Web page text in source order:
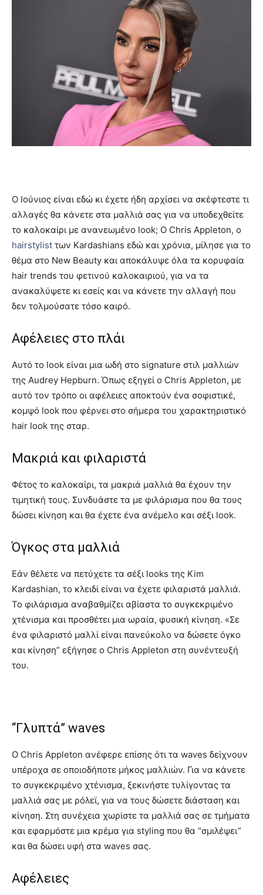
Ο Ιούνιος είναι εδώ κι έχετε ήδη αρχίσει να σκέφτεστε τι
αλλαγές θα κάνετε στα μαλλιά σας για να υποδεχθείτε
το καλοκαίρι με ανανεωμένο look; Ο Chris Appleton, ο
hairstylist των Kardashians εδώ και χρόνια, μίλησε για το
θέμα στο New Beauty και αποκάλυψε όλα τα κορυφαία
hair trends του φετινού καλοκαιριού, για να τα
ανακαλύψετε κι εσείς και να κάνετε την αλλαγή που
δεν τολμούσατε τόσο καιρό.
Αφέλειες στο πλάι
Αυτό το look είναι μια ωδή στο signature στιλ μαλλιών
της Audrey Hepburn. Όπως εξηγεί ο Chris Appleton, με
αυτό τον τρόπο οι αφέλειες αποκτούν ένα σοφιστικέ,
κομψό look που φέρνει στο σήμερα του χαρακτηριστικό
hair look της σταρ.
Μακριά και φιλαριστά
Φέτος το καλοκαίρι, τα μακριά μαλλιά θα έχουν την
τιμητική τους. Συνδυάστε τα με φιλάρισμα που θα τους
δώσει κίνηση και θα έχετε ένα ανέμελο και σέξι look.
Όγκος στα μαλλιά
Εάν θέλετε να πετύχετε τα σέξι looks της Kim
Kardashian, το κλειδί είναι να έχετε φιλαριστά μαλλιά.
Το φιλάρισμα αναβαθμίζει αβίαστα το συγκεκριμένο
χτένισμα και προσθέτει μια ωραία, φυσική κίνηση. «Σε
ένα φιλαριστό μαλλί είναι πανεύκολο να δώσετε όγκο
και κίνηση” εξήγησε ο Chris Appleton στη συνέντευξή
του.
“Γλυπτά” waves
Ο Chris Appleton ανέφερε επίσης ότι τα waves δείχνουν
υπέροχα σε οποιοδήποτε μήκος μαλλιών. Για να κάνετε
το συγκεκριμένο χτένισμα, ξεκινήστε τυλίγοντας τα
μαλλιά σας με ρόλεϊ, για να τους δώσετε διάσταση και
κίνηση. Στη συνέχεια χωρίστε τα μαλλιά σας σε τμήματα
και εφαρμόστε μια κρέμα για styling που θα “σμιλέψει”
και θα δώσει υφή στα waves σας.
Αφέλειες